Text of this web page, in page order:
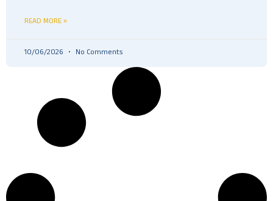
READ MORE »
10/06/2026 No Comments